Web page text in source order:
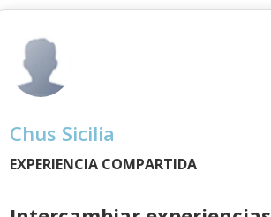
Chus Sicilia
EXPERIENCIA COMPARTIDA